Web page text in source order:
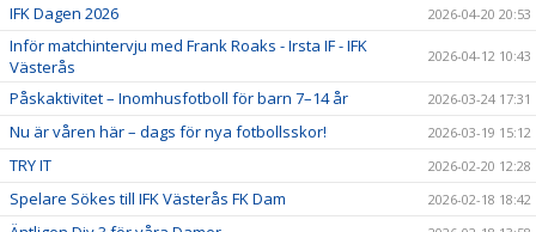
IFK Dagen 2026 2026-04-20 20:53
Inför matchintervju med Frank Roaks - Irsta IF - IFK
Västerås
2026-04-12 10:43
Påskaktivitet – Inomhusfotboll för barn 7–14 år 2026-03-24 17:31
Nu är våren här – dags för nya fotbollsskor! 2026-03-19 15:12
TRY IT 2026-02-20 12:28
Spelare Sökes till IFK Västerås FK Dam 2026-02-18 18:42